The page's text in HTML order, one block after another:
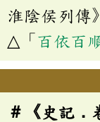
淮陰侯列傳
△「 百依百
＃《史記．